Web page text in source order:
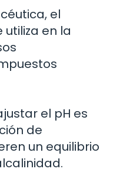
el
utiliza en la
el pH es
de
un equilibrio